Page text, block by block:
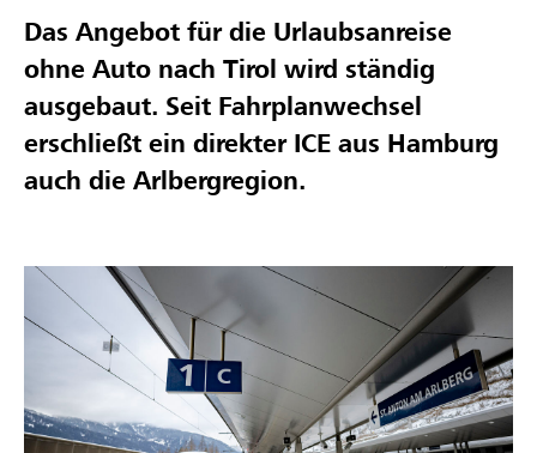
Das Angebot für die Urlaubsanreise
ohne Auto nach Tirol wird ständig
ausgebaut. Seit Fahrplanwechsel
erschließt ein direkter ICE aus Hamburg
auch die Arlbergregion.